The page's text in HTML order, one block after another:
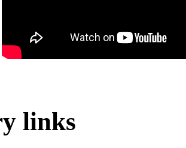
links